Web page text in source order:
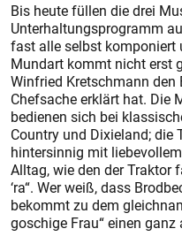
Bis heute füllen die drei
Unterhaltungsprogramm
fast alle selbst komponiert
Mundart kommt nicht erst
Winfried Kretschmann den
Chefsache erklärt hat. Die
bedienen sich bei
Country und Dixieland; die
hintersinnig mit
Alltag, wie den der Traktor
‘ra“. Wer weiß, dass
bekommt zu dem
goschige Frau“ einen ganz